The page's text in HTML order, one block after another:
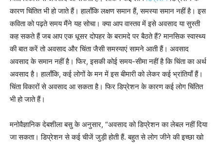
कारण चिंतित भी हो जाते हैं। हालाँकि लक्षण समान हैं, समस्या समान नहीं है। इस
कविता को पढ़ते समय मैंने यह सोचा। क्या आप वास्तव में इसे अवसाद या सुस्ती
कह सकते हैं जब आप एक धूसर दोपहर के बरामदे पर बैठते हैं? मानसिक स्वास्थ्य
की बात करें तो अवसाद और चिंता जैसी समस्याएं सामने आती हैं। अवसाद
अवसाद के समान नहीं है। फिर, इसकी कोई समय-सीमा नहीं है कि चिंता का अर्थ
अवसाद है। हालाँकि, कई लोगों के मन में इस बीमारी को लेकर कई भ्रांतियाँ हैं।
चिंता विकारों से अवसाद आ सकता है। फिर डिप्रेशन के कारण कई लोग चिंतित
भी हो जाते हैं।
मनोवैज्ञानिक देबशीला बसु के अनुसार, “अवसाद को डिप्रेशन का लेबल नहीं दिया
जा सकता। डिप्रेशन से कई चीजें जुड़ी होती हैं. बहुत से लोग जीने की इच्छा खो